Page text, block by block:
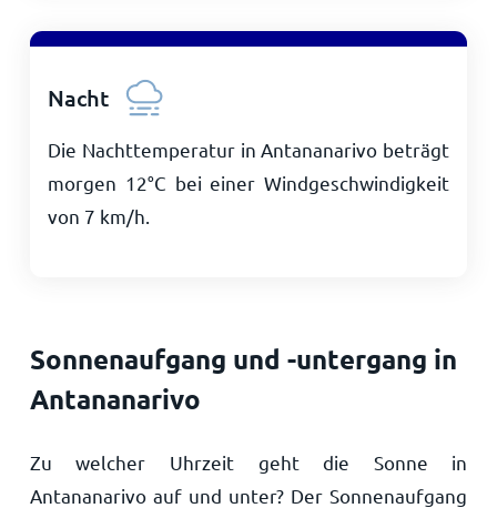
Nacht
Die Nachttemperatur in Antananarivo beträgt
morgen 12°C bei einer Windgeschwindigkeit
von 7 km/h
Sonnenaufgang und -untergang in
Antananarivo
Zu welcher Uhrzeit geht die Sonne in
Antananarivo auf und unter? Der Sonnenaufgang